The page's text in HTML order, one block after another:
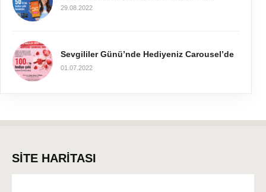
29.08.2022
Sevgililer Günü’nde Hediyeniz Carousel’de
01.07.2022
SİTE HARİTASI